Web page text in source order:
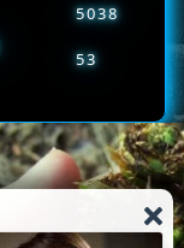
53
5038